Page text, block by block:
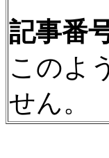
記事番
このよ
せん。